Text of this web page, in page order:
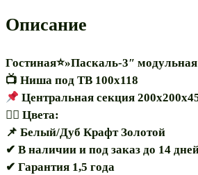
Описание
Гостиная⭐»Паскаль-3″
📺 Ниша под ТВ 100х118
Центральная секция
🏳️‍🌈 Цвета:
📌 Белый/Дуб Крафт Золотой
✔ В наличии и под заказ до 14
✔ Гарантия 1,5 года